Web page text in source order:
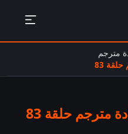
مترجم
83
مترجم حلقة 83